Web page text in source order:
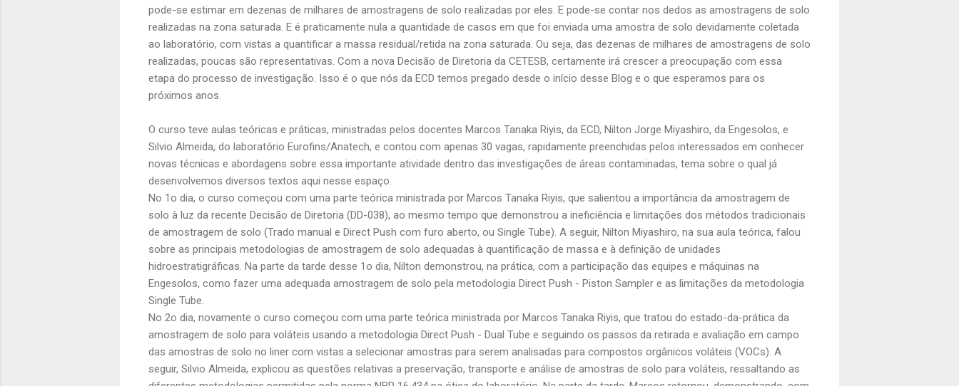
pode-se estimar em dezenas de milhares de amostragens de solo realizadas por eles. E pode-se contar nos dedos as amostragens de solo
realizadas na zona saturada. E é praticamente nula a quantidade de casos em que foi enviada uma amostra de solo devidamente coletada
ao laboratório, com vistas a quantificar a massa residual/retida na zona saturada. Ou seja, das dezenas de milhares de amostragens de solo
realizadas, poucas são representativas. Com a nova Decisão de Diretoria da CETESB, certamente irá crescer a preocupação com essa
etapa do processo de investigação. Isso é o que nós da ECD temos pregado desde o início desse Blog e o que esperamos para os
próximos anos.
O curso teve aulas teóricas e práticas, ministradas pelos docentes Marcos Tanaka Riyis, da ECD, Nilton Jorge Miyashiro, da Engesolos, e
Silvio Almeida, do laboratório Eurofins/Anatech, e contou com apenas 30 vagas, rapidamente preenchidas pelos interessados em conhecer
novas técnicas e abordagens sobre essa importante atividade dentro das investigações de áreas contaminadas, tema sobre o qual já
desenvolvemos diversos textos aqui nesse espaço
No 1o dia, o curso começou com uma parte teórica ministrada por Marcos Tanaka Riyis, que salientou a importância da amostragem de
solo à luz da recente Decisão de Diretoria (DD-038), ao mesmo tempo que demonstrou a ineficiência e limitações dos métodos tradicionais
de amostragem de solo (Trado manual e Direct Push com furo aberto, ou Single Tube). A seguir, Nilton Miyashiro, na sua aula teórica, falou
sobre as principais metodologias de amostragem de solo adequadas à quantificação de massa e à definição de unidades
hidroestratigráficas. Na parte da tarde desse 1o dia, Nilton demonstrou, na prática, com a participação das equipes e máquinas na
Engesolos, como fazer uma adequada amostragem de solo pela metodologia Direct Push - Piston Sampler e as limitações da metodologia
Single Tube.
No 2o dia, novamente o curso começou com uma parte teórica ministrada por Marcos Tanaka Riyis, que tratou do estado-da-prática da
amostragem de solo para voláteis usando a metodologia Direct Push - Dual Tube e seguindo os passos da retirada e avaliação em campo
das amostras de solo no liner com vistas a selecionar amostras para serem analisadas para compostos orgânicos voláteis (VOCs). A
seguir, Silvio Almeida, explicou as questões relativas a preservação, transporte e análise de amostras de solo para voláteis, ressaltando as